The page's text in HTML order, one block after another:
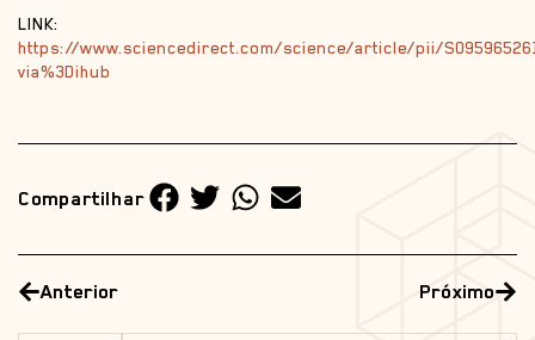
LINK:
https://www.sciencedirect.com/science/article/pii/
via%3Dihub
Compartilhar
Anterior Próximo